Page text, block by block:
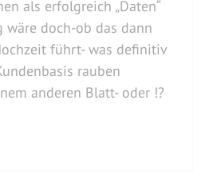
als erfolgreich „Daten“
doch-ob das dann
führt- was definitiv
rauben
anderen Blatt- oder !?